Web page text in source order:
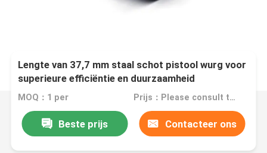
Lengte van 37,7 mm staal schot pistool wurg voor
superieure efficiëntie en duurzaamheid
MOQ：1 per Prijs：Please consult the sales representative for details.
Beste prijs Contacteer ons